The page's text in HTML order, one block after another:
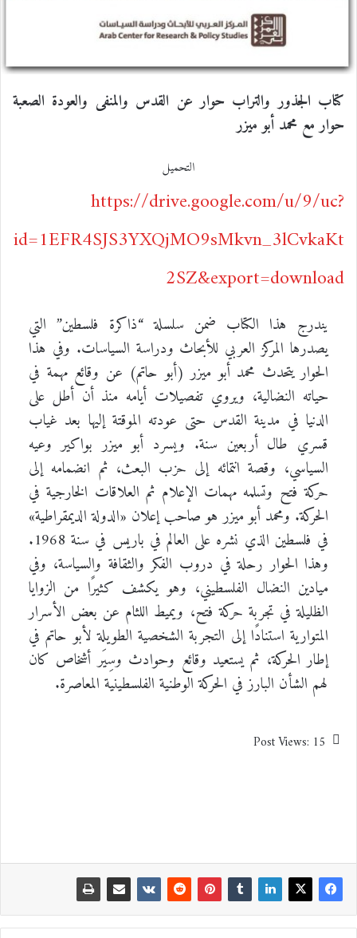
كتاب الجذور والتراب حوار عن القدس والمنفى والعودة الصعبة
حوار مع محمد أبو ميزر
التحميل
https://drive.google.com/u/9/uc?
id=1EFR4SJS3YXQjMO9sMkvn_3lCvkaKt
2SZ&export=download
يندرج هذا الكتاب ضمن سلسلة “ذاكرة فلسطين” التي
يصدرها المركز العربي للأبحاث ودراسة السياسات. وفي هذا
الحوار يتحدث محمد أبو ميزر (أبو حاتم) عن وقائع مهمة في
حياته النضالية، ويروي تفصيلات أيامه منذ أن أطل على
الدنيا في مدينة القدس حتى عودته الموقتة إليها بعد غياب
قسري طال أربعين سنة. ويسرد أبو ميزر بواكير وعيه
السياسي، وقصة انتمائه إلى حزب البعث، ثم انضمامه إلى
حركة فتح وتسلمه مهمات الإعلام ثم العلاقات الخارجية في
الحركة. ومحمد أبو ميزر هو صاحب إعلان «الدولة الديمقراطية»
في فلسطين الذي نشره على العالم في باريس في سنة 1968.
وهذا الحوار رحلة في دروب الفكر والثقافة والسياسة، وفي
ميادين النضال الفلسطيني، وهو يكشف كثيرًا من الزوايا
الظليلة في تجربة حركة فتح، ويميط اللثام عن بعض الأسرار
المتوارية استنادًا إلى التجربة الشخصية الطويلة لأبو حاتم في
إطار الحركة، ثم يستعيد وقائع وحوادث وسِيَر أشخاص كان
لهم الشأن البارز في الحركة الوطنية الفلسطينية المعاصرة.
Post Views: 15